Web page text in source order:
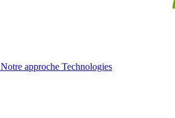
Notre approche Technologies